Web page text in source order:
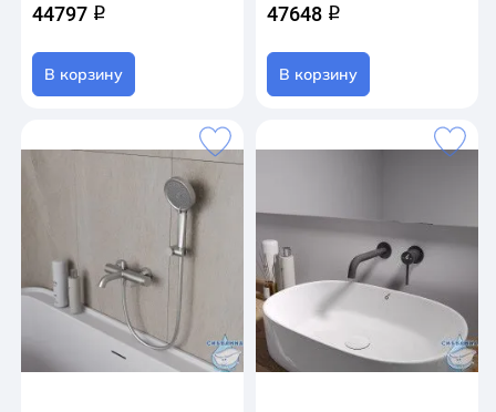
44797 q
В корзину
47648 q
В корзину